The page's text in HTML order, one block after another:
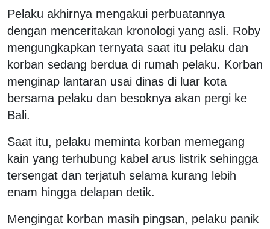
Pelaku akhirnya mengakui perbuatannya
dengan menceritakan kronologi yang asli. Roby
mengungkapkan ternyata saat itu pelaku dan
korban sedang berdua di rumah pelaku. Korban
menginap lantaran usai dinas di luar kota
bersama pelaku dan besoknya akan pergi ke
Bali.
Saat itu, pelaku meminta korban memegang
kain yang terhubung kabel arus listrik sehingga
tersengat dan terjatuh selama kurang lebih
enam hingga delapan detik.
Mengingat korban masih pingsan, pelaku panik